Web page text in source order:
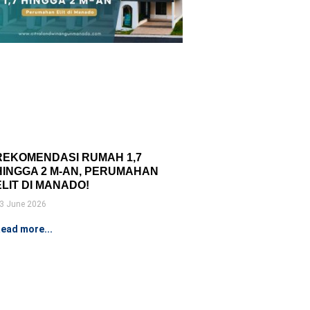
RUMAH 1,7
2 M-AN, PERUMAHAN
DI MANADO!
June 2026
more...